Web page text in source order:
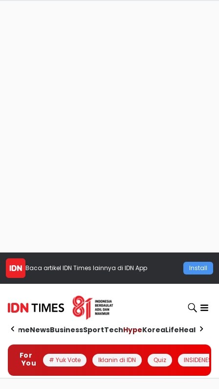
Baca artikel IDN Times lainnya di IDN App Install
HomeNewsBusinessSportTechHypeKoreaLifeHealth
For
You
# Yuk Vote Iklanin di IDN Quiz INSIDENESIA